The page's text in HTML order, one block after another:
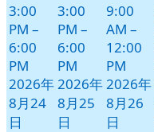
3:00
PM –
6:00
PM
2026年
8月24
日
3:00
PM –
6:00
PM
2026年
8月25
日
9:00
AM –
12:00
PM
2026年
8月26
日